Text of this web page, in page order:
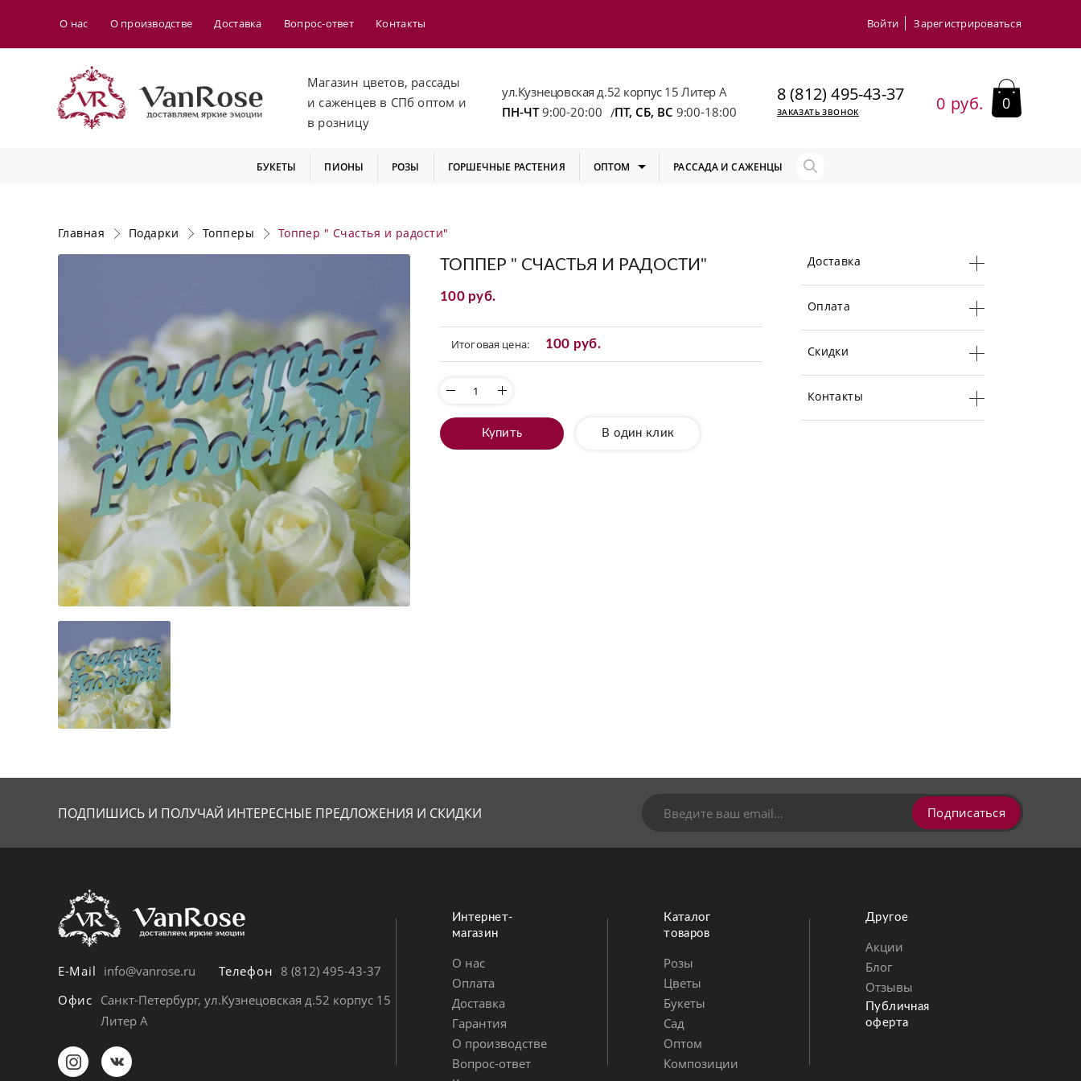
О нас О производстве Доставка Вопрос-ответ Контакты Войти Зарегистрироваться
Магазин цветов, рассады
и саженцев в СПб оптом и
в розницу
ул.Кузнецовская д.52 корпус 15 Литер А
ПН-ЧТ9:00-20:00 /ПТ, СБ, ВС 9:00-18:00
8 (812) 495-43-37
ЗАКАЗАТЬ ЗВОНОК 0 руб. 0
БУКЕТЫ ПИОНЫ РОЗЫ ГОРШЕЧНЫЕ РАСТЕНИЯ ОПТОМ РАССАДА И САЖЕНЦЫ
Главная Подарки Топперы Топпер " Счастья и радости"
ТОППЕР " СЧАСТЬЯ И РАДОСТИ"
100 руб.
Итоговая цена: 100 руб.
Купить В один клик
Доставка
Оплата
Скидки
Контакты
ПОДПИШИСЬ И ПОЛУЧАЙ ИНТЕРЕСНЫЕ ПРЕДЛОЖЕНИЯ И СКИДКИ Подписаться
E-Mail info@vanrose.ru Телефон 8 (812) 495-43-37
Офис Санкт-Петербург, ул.Кузнецовская д.52 корпус 15
Литер А
Интернет-
магазин
О нас
Оплата
Доставка
Гарантия
О производстве
Вопрос-ответ
Каталог
товаров
Розы
Цветы
Букеты
Сад
Оптом
Композиции
Другое
Акции
Блог
Отзывы
Публичная
оферта
Позвонить MAX